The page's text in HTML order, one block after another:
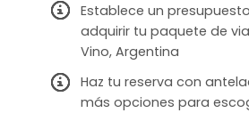
Establece un
adquirir tu paquete de
Vino, Argentina
Haz tu reserva con
más opciones para